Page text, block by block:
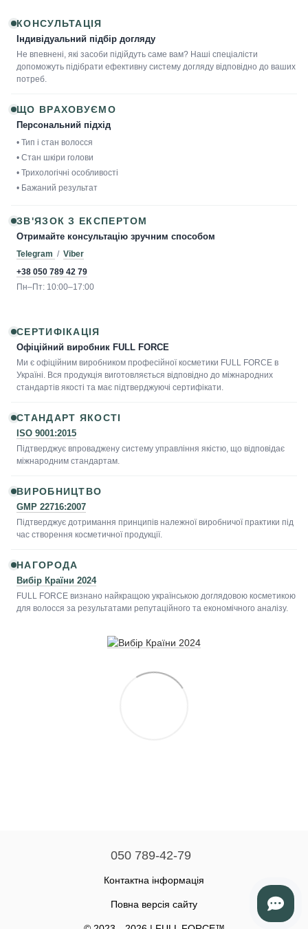
КОНСУЛЬТАЦІЯ
Індивідуальний підбір догляду
Не впевнені, які засоби підійдуть саме вам? Наші спеціалісти
допоможуть підібрати ефективну систему догляду відповідно до ваших
потреб.
ЩО ВРАХОВУЄМО
Персональний підхід
• Тип і стан волосся
• Стан шкіри голови
• Трихологічні особливості
• Бажаний результат
ЗВ'ЯЗОК З ЕКСПЕРТОМ
Отримайте консультацію зручним способом
Telegram / Viber
+38 050 789 42 79
Пн–Пт: 10:00–17:00
СЕРТИФІКАЦІЯ
Офіційний виробник FULL FORCE
Ми є офіційним виробником професійної косметики FULL FORCE в
Україні. Вся продукція виготовляється відповідно до міжнародних
стандартів якості та має підтверджуючі сертифікати.
СТАНДАРТ ЯКОСТІ
ISO 9001:2015
Підтверджує впроваджену систему управління якістю, що відповідає
міжнародним стандартам.
ВИРОБНИЦТВО
GMP 22716:2007
Підтверджує дотримання принципів належної виробничої практики під
час створення косметичної продукції.
НАГОРОДА
Вибір Країни 2024
FULL FORCE визнано найкращою українською доглядовою косметикою
для волосся за результатами репутаційного та економічного аналізу.
050 789-42-79
Контактна інформація
Повна версія сайту